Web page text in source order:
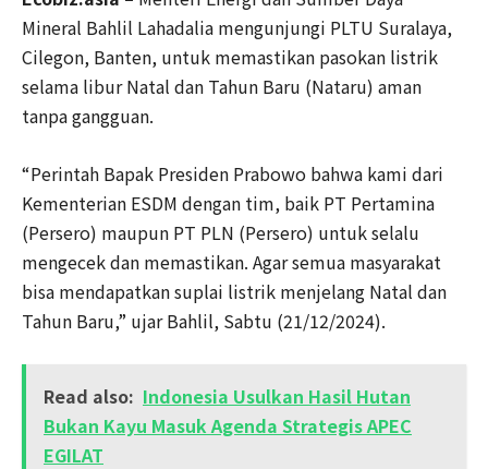
Mineral Bahlil Lahadalia mengunjungi PLTU Suralaya,
Cilegon, Banten, untuk memastikan pasokan listrik
selama libur Natal dan Tahun Baru (Nataru) aman
tanpa gangguan.
“Perintah Bapak Presiden Prabowo bahwa kami dari
Kementerian ESDM dengan tim, baik PT Pertamina
(Persero) maupun PT PLN (Persero) untuk selalu
mengecek dan memastikan. Agar semua masyarakat
bisa mendapatkan suplai listrik menjelang Natal dan
Tahun Baru,” ujar Bahlil, Sabtu (21/12/2024).
Read also: Indonesia Usulkan Hasil Hutan
Bukan Kayu Masuk Agenda Strategis APEC
EGILAT